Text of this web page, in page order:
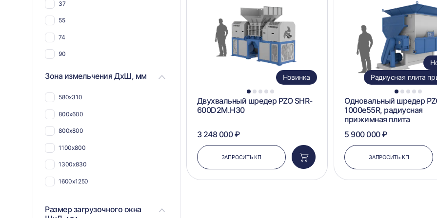
37
55
74
90
Зона измельчения ДхШ, мм
580х310
800х600
800х800
1100х800
1300х830
1600х1250
Размер загрузочного окна
1 2 3 4 5
Новинка
Двухвальный шредер PZO SHR-
600D2M.H30
3 248 000 ₽
ЗАПРОСИТЬ КП
Добавить
в
корзину
1 2 3 4 5
Радиусная плита
Одновальный шредер
1000e55R, радиусная
прижимная плита
5 900 000 ₽
ЗАПРОСИТЬ КП